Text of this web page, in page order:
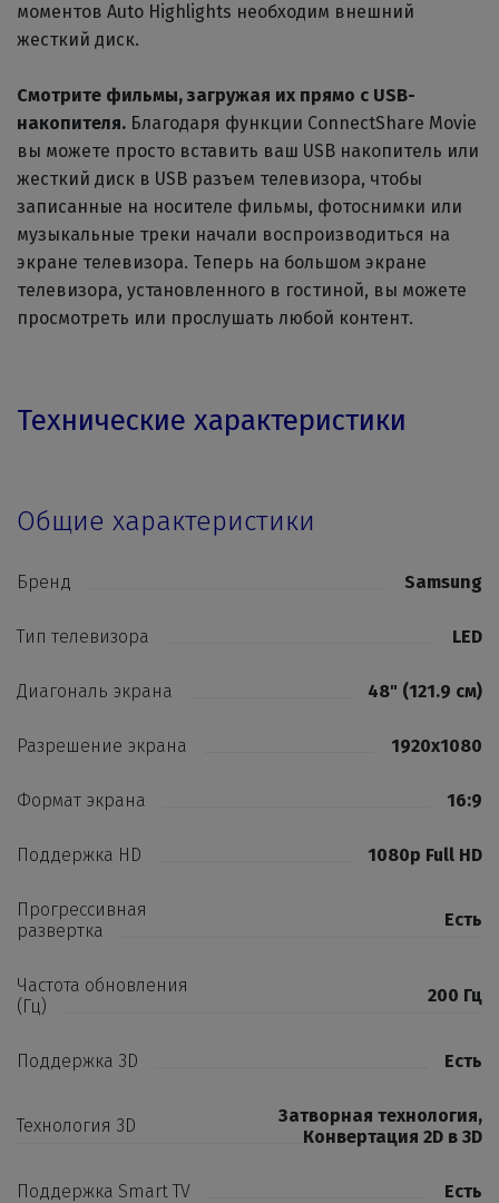
моментов Auto Highlights необходим внешний
жесткий диск.
Смотрите фильмы, загружая их прямо с USB-
накопителя. Благодаря функции ConnectShare Movie
вы можете просто вставить ваш USB накопитель или
жесткий диск в USB разъем телевизора, чтобы
записанные на носителе фильмы, фотоснимки или
музыкальные треки начали воспроизводиться на
экране телевизора. Теперь на большом экране
телевизора, установленного в гостиной, вы можете
просмотреть или прослушать любой контент.
Технические характеристики
Общие характеристики
Бренд Samsung
Тип телевизора LED
Диагональ экрана 48" (121.9 см)
Разрешение экрана 1920x1080
Формат экрана 16:9
Поддержка HD 1080p Full HD
Прогрессивная
развертка
Есть
Частота обновления
(Гц)
200 Гц
Поддержка 3D Есть
Технология 3D Затворная технология,
Конвертация 2D в 3D
Поддержка Smart TV Есть